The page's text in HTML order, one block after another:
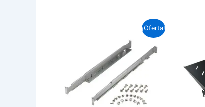
¡Oferta!
original
era:
$50.990.
precio
es:
$44.990.